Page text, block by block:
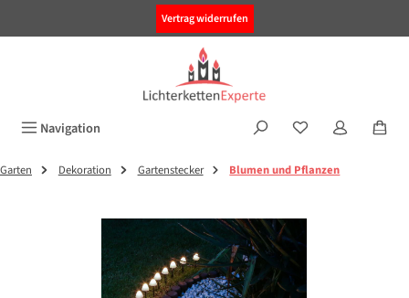
Vertrag widerrufen
Navigation
Garten Dekoration Gartenstecker Blumen und Pflanzen